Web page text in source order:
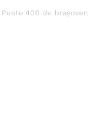
Peste 400 de